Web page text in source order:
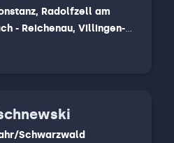
Radolfzell am
- Reichenau, Villingen-
Schwarzwald